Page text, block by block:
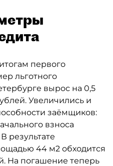
первого
льготного
вырос на 0,5
Увеличились и
заёмщиков:
взноса
результате
44 м2 обходится
На погашение теперь